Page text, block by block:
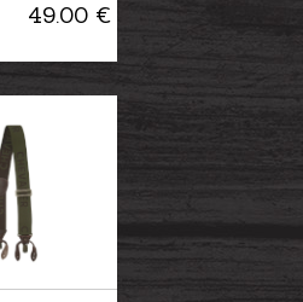
49.00 €